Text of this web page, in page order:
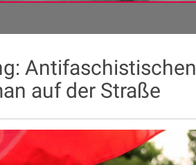
Antifaschistischen
auf der Straße